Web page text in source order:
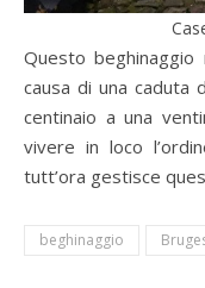
Questo
causa di una caduta
centinaio a una
vivere in loco
tutt’ora gestisce
beghinaggio